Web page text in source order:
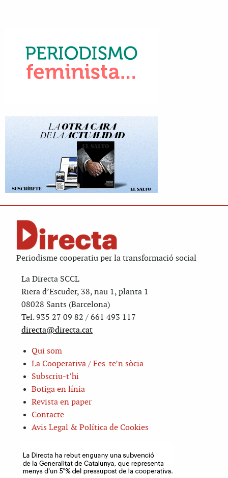
Periodisme cooperatiu per la transformació social
La Directa SCCL
Riera d’Escuder, 38, nau 1, planta 1
08028 Sants (Barcelona)
Tel. 935 27 09 82 / 661 493 117
directa@directa.cat
Qui som
La Cooperativa / Fes-te’n sòcia
Subscriu-t’hi
Botiga en línia
Revista en paper
Contacte
Avis Legal & Política de Cookies